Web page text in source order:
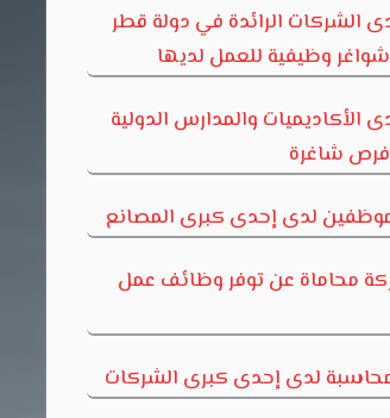
الشركات الرائدة في دولة قطر
وظيفية للعمل لديها
الأكاديميات والمدارس الدولية
شاغرة
لدى إحدى كبرى المصانع
محاماة عن توفر وظائف عمل
لدى إحدى كبرى الشركات